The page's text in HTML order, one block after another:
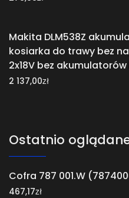
Makita DLM538Z
kosiarka do trawy bez
2x18V bez akumulatorów
2 137,00zł
Ostatnio
Cofra 787 001.W
467,17zł